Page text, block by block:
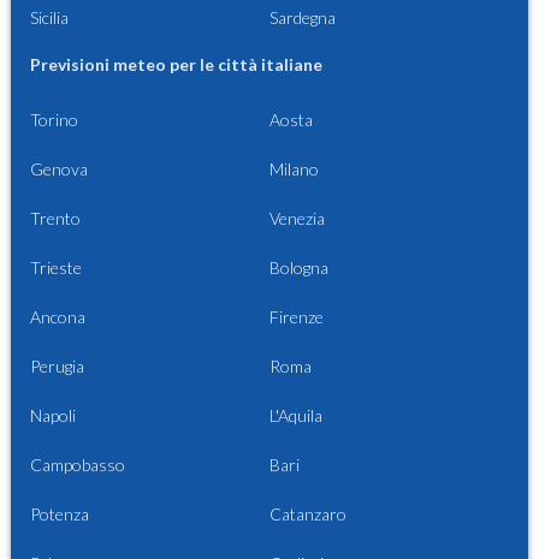
Sicilia Sardegna
Previsioni meteo per le città italiane
Torino Aosta
Genova Milano
Trento Venezia
Trieste Bologna
Ancona Firenze
Perugia Roma
Napoli L'Aquila
Campobasso Bari
Potenza Catanzaro